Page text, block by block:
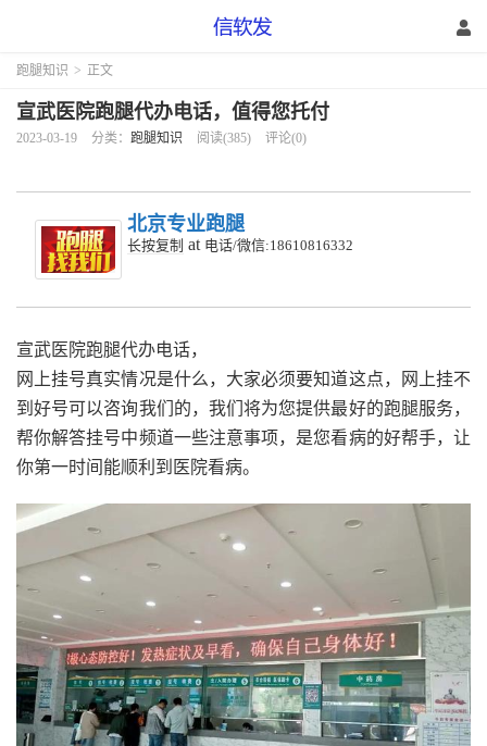
跑腿知识 > 正文
宣武医院跑腿代办电话，值得您托付
2023-03-19 分类： 跑腿知识 阅读(385) 评论(0)
北京专业跑腿
长按复制 at 电话/微信:18610816332
宣武医院跑腿代办电话，
网上挂号真实情况是什么，大家必须要知道这点，网上挂不
到好号可以咨询我们的，我们将为您提供最好的跑腿服务，
帮你解答挂号中频道一些注意事项，是您看病的好帮手，让
你第一时间能顺利到医院看病。